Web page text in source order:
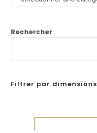
Rechercher
Filtrer par dimensions